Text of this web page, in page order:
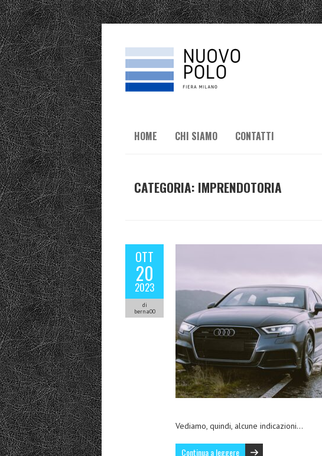
HOME CHI SIAMO CONTATTI
CATEGORIA: IMPRENDOTORIA
OTT
20
2023
di
berna00
Vediamo, quindi, alcune indicazioni…
Continua a leggere